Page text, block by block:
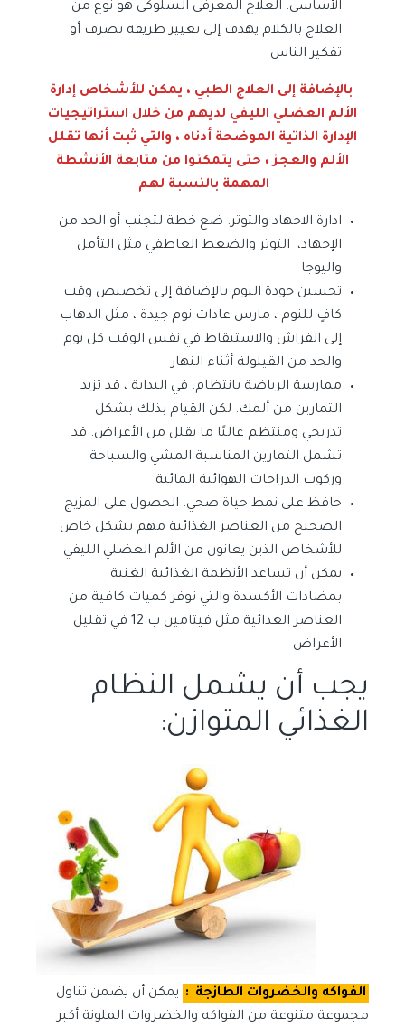
الأساسي. العلاج المعرفي السلوكي هو نوع من
العلاج بالكلام يهدف إلى تغيير طريقة تصرف أو
تفكير الناس
بالإضافة إلى العلاج الطبي ، يمكن للأشخاص إدارة
الألم العضلي الليفي لديهم من خلال استراتيجيات
الإدارة الذاتية الموضحة أدناه ، والتي ثبت أنها تقلل
الألم والعجز ، حتى يتمكنوا من متابعة الأنشطة
المهمة بالنسبة لهم
ادارة الاجهاد والتوتر. ضع خطة لتجنب أو الحد من
الإجهاد، التوتر والضغط العاطفي مثل التأمل
واليوجا
تحسين جودة النوم بالإضافة إلى تخصيص وقت
كافٍ للنوم ، مارس عادات نوم جيدة ، مثل الذهاب
إلى الفراش والاستيقاظ في نفس الوقت كل يوم
والحد من القيلولة أثناء النهار
ممارسة الرياضة بانتظام. في البداية ، قد تزيد
التمارين من ألمك. لكن القيام بذلك بشكل
تدريجي ومنتظم غالبًا ما يقلل من الأعراض. قد
تشمل التمارين المناسبة المشي والسباحة
وركوب الدراجات الهوائية المائية
حافظ على نمط حياة صحي. الحصول على المزيج
الصحيح من العناصر الغذائية مهم بشكل خاص
للأشخاص الذين يعانون من الألم العضلي الليفي
يمكن أن تساعد الأنظمة الغذائية الغنية
بمضادات الأكسدة والتي توفر كميات كافية من
العناصر الغذائية مثل فيتامين ب 12 في تقليل
الأعراض
يجب أن يشمل النظام
الغذائي المتوازن:
الفواكه والخضروات الطازجة : يمكن أن يضمن تناول
مجموعة متنوعة من الفواكه والخضروات الملونة أكبر